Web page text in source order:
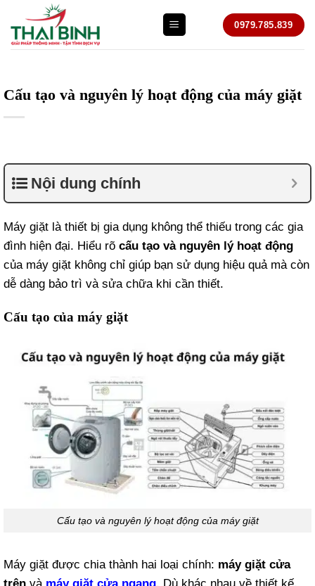
qua
nội
0979.785.839
Cấu tạo và nguyên lý hoạt động của máy giặt
Nội dung chính
Máy giặt là thiết bị gia dụng không thể thiếu trong các gia
đình hiện đại. Hiểu rõ cấu tạo và nguyên lý hoạt động
của máy giặt không chỉ giúp bạn sử dụng hiệu quả mà còn
dễ dàng bảo trì và sửa chữa khi cần thiết.
Cấu tạo của máy giặt
Cấu tạo và nguyên lý hoạt động của máy giặt
Máy giặt được chia thành hai loại chính: máy giặt cửa